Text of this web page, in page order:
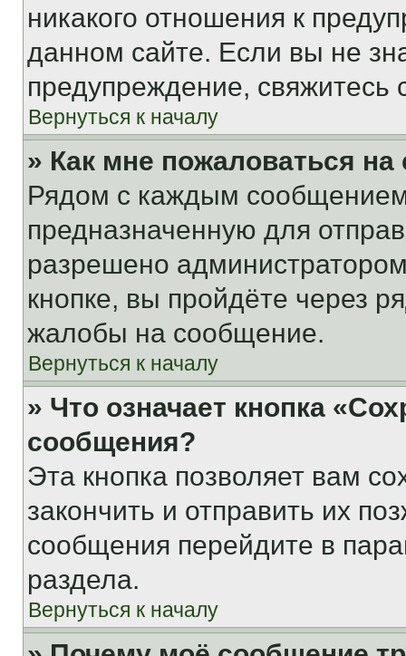
никакого отношения к
данном сайте. Если вы не
предупреждение,
Вернуться к началу
» Как мне пожаловаться
Рядом с каждым сообщением
предназначенную для
разрешено
кнопке, вы пройдёте через
жалобы на сообщение.
Вернуться к началу
» Что означает кнопка
сообщения?
Эта кнопка позволяет вам
закончить и отправить их
сообщения перейдите в
раздела.
Вернуться к началу